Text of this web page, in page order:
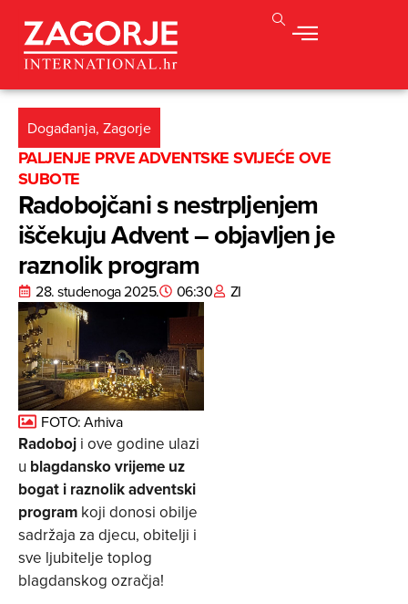
Događanja, Zagorje
PALJENJE PRVE ADVENTSKE SVIJEĆE OVE
SUBOTE
Radobojčani s nestrpljenjem
iščekuju Advent – objavljen je
raznolik program
28. studenoga 2025. 06:30 ZI
FOTO: Arhiva
Radoboj i ove godine ulazi
u blagdansko vrijeme uz
bogat i raznolik adventski
program koji donosi obilje
sadržaja za djecu, obitelji i
sve ljubitelje toplog
blagdanskog ozračja!